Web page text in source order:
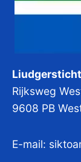
Rijksweg
9608 PB
E-mail: